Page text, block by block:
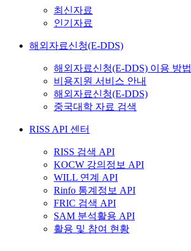
최신자료
인기자료
해외자료신청(E-DDS)
해외자료신청(E-DDS) 이용 방법
비용지원 서비스 안내
해외자료신청(E-DDS)
중국대학 자료 검색
RISS API 센터
RISS 검색 API
KOCW 강의정보 API
WILL 연계 API
Rinfo 통계정보 API
FRIC 검색 API
SAM 분석활용 API
활용 및 참여 현황